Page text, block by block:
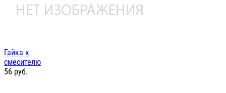
Гайка к
смесителю
56 руб.